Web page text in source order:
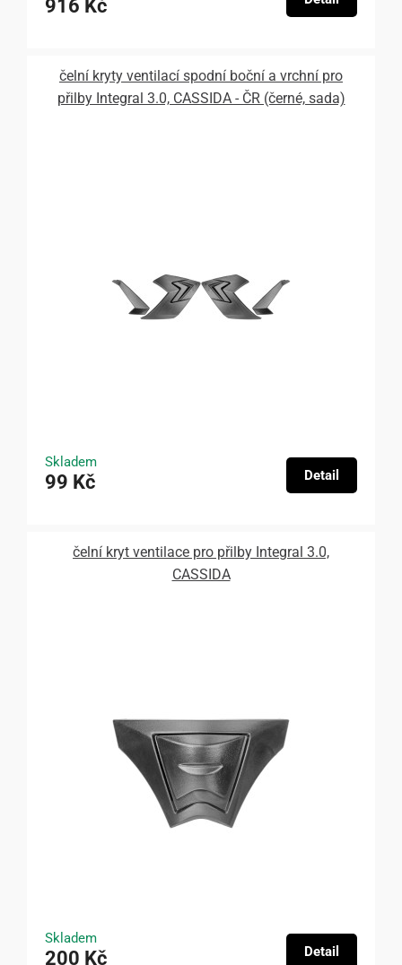
916 Kč
čelní kryty ventilací spodní boční a vrchní pro
přilby Integral 3.0, CASSIDA - ČR (černé, sada)
Skladem
99 Kč Detail
čelní kryt ventilace pro přilby Integral 3.0,
CASSIDA
Skladem
200 Kč Detail